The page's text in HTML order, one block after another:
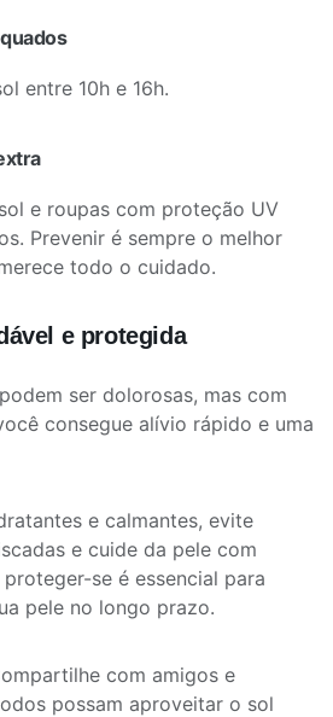
entre 10h e 16h.
e roupas com proteção UV
Prevenir é sempre o melhor
todo o cuidado.
e protegida
ser dolorosas, mas com
consegue alívio rápido e uma
e calmantes, evite
e cuide da pele com
se é essencial para
pele no longo prazo.
com amigos e
possam aproveitar o sol